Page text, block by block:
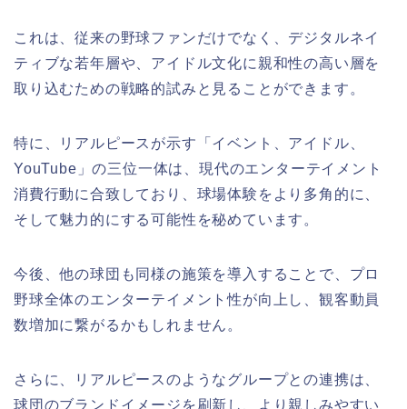
これは、従来の野球ファンだけでなく、デジタルネイ
ティブな若年層や、アイドル文化に親和性の高い層を
取り込むための戦略的試みと見ることができます。
特に、リアルピースが示す「イベント、アイドル、
YouTube」の三位一体は、現代のエンターテイメント
消費行動に合致しており、球場体験をより多角的に、
そして魅力的にする可能性を秘めています。
今後、他の球団も同様の施策を導入することで、プロ
野球全体のエンターテイメント性が向上し、観客動員
数増加に繋がるかもしれません。
さらに、リアルピースのようなグループとの連携は、
球団のブランドイメージを刷新し、より親しみやすい